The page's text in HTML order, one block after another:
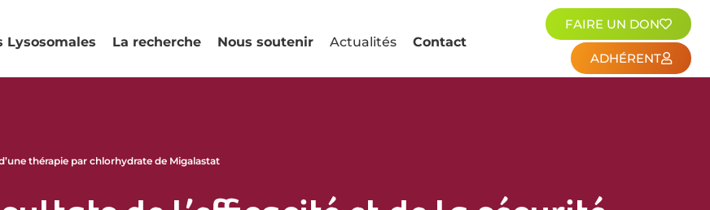
Lysosomales La recherche Nous soutenir Actualités Contact
FAIRE UN DON
ADHÉRENT
thérapie par chlorhydrate de Migalastat